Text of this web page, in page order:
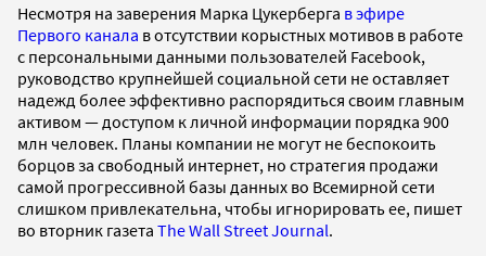
Несмотря на заверения Марка Цукерберга в эфире
Первого канала в отсутствии корыстных мотивов в работе
с персональными данными пользователей Facebook,
руководство крупнейшей социальной сети не оставляет
надежд более эффективно распорядиться своим главным
активом — доступом к личной информации порядка 900
млн человек. Планы компании не могут не беспокоить
борцов за свободный интернет, но стратегия продажи
самой прогрессивной базы данных во Всемирной сети
слишком привлекательна, чтобы игнорировать ее, пишет
во вторник газета The Wall Street Journal.